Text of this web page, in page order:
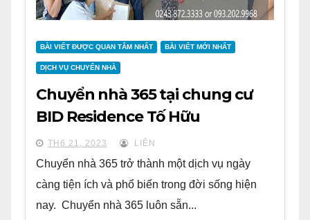
BÀI VIẾT ĐƯỢC QUAN TÂM NHẤT BÀI VIẾT MỚI NHẤT
DỊCH VỤ CHUYỂN NHÀ
Chuyển nhà 365 tại chung cư
BID Residence Tố Hữu
TH6 21, 2023 LIÊN
Chuyển nhà 365 trở thành một dịch vụ ngày
càng tiện ích và phổ biến trong đời sống hiện
nay. Chuyển nhà 365 luôn sẵn...